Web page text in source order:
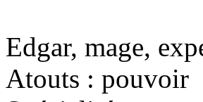
Edgar, mage,
Atouts : pouvoir